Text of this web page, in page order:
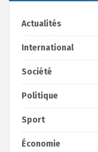
Actualités
International
Société
Politique
Sport
Économie